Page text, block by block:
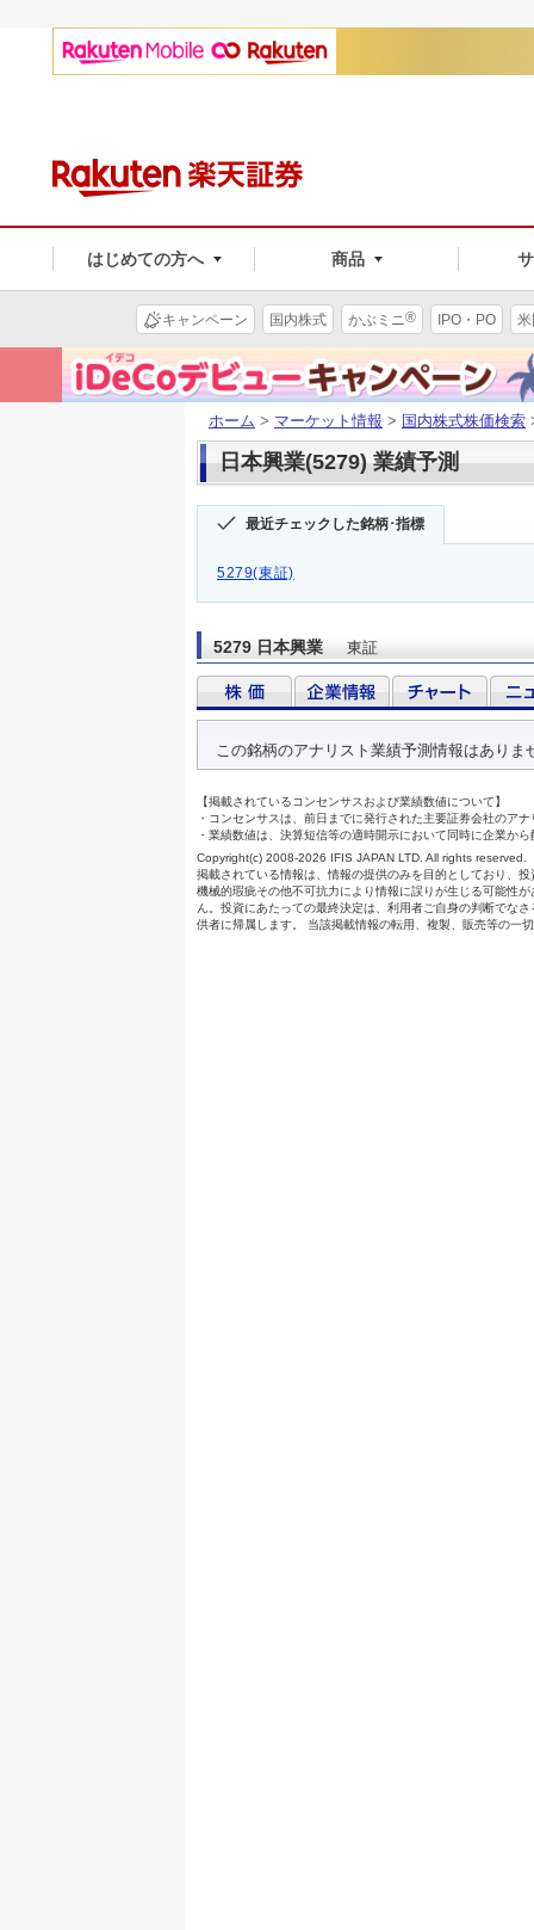
はじめての方へ 商品
キャンペーン 国内株式 かぶミニ® IPO・PO
ホーム > マーケット情報 > 国内株式株価検索
日本興業(5279) 業績予測
最近チェックした銘柄･指標
5279(東証)
5279 日本興業 東証